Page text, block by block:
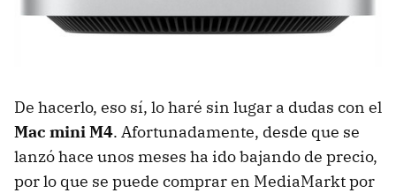
De hacerlo, eso sí, lo haré sin lugar a dudas con el
Mac mini M4. Afortunadamente, desde que se
lanzó hace unos meses ha ido bajando de precio,
por lo que se puede comprar en MediaMarkt por